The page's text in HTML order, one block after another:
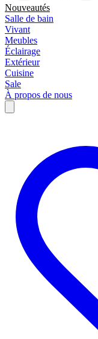
Nouveautés
Salle de bain
Vivant
Meubles
Éclairage
Extérieur
Cuisine
Sale
À propos de nous